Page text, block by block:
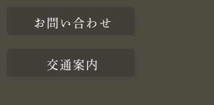
お問い合わせ
交通案内